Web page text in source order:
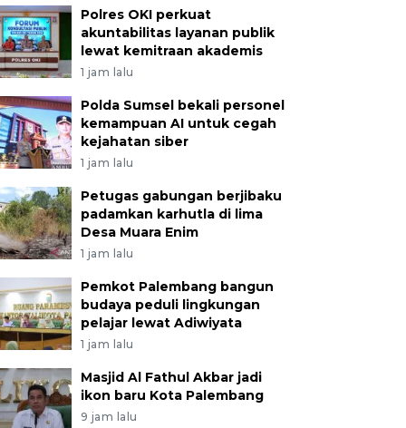
Polres OKI perkuat
akuntabilitas layanan publik
lewat kemitraan akademis
1 jam lalu
Polda Sumsel bekali personel
kemampuan AI untuk cegah
kejahatan siber
1 jam lalu
Petugas gabungan berjibaku
padamkan karhutla di lima
Desa Muara Enim
1 jam lalu
Pemkot Palembang bangun
budaya peduli lingkungan
pelajar lewat Adiwiyata
1 jam lalu
Masjid Al Fathul Akbar jadi
ikon baru Kota Palembang
9 jam lalu